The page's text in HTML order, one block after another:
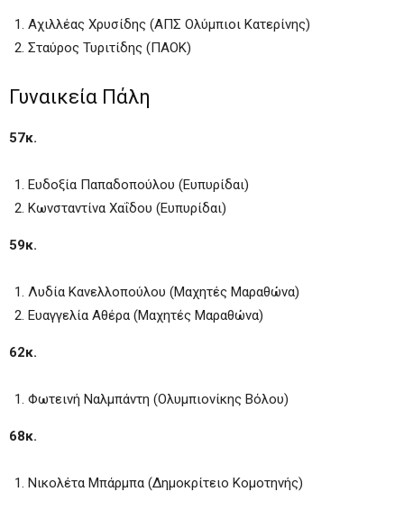
Αχιλλέας Χρυσίδης (ΑΠΣ Ολύμπιοι Κατερίνης)
Σταύρος Τυριτίδης (ΠΑΟΚ)
Γυναικεία Πάλη
57κ.
Ευδοξία Παπαδοπούλου (Ευπυρίδαι)
Κωνσταντίνα Χαΐδου (Ευπυρίδαι)
59κ.
Λυδία Κανελλοπούλου (Μαχητές Μαραθώνα)
Ευαγγελία Αθέρα (Μαχητές Μαραθώνα)
62κ.
Φωτεινή Ναλμπάντη (Ολυμπιονίκης Βόλου)
68κ.
Νικολέτα Μπάρμπα (Δημοκρίτειο Κομοτηνής)